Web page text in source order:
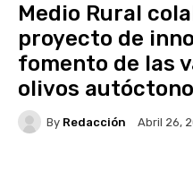
Medio Rural
proyecto de
fomento de las
olivos
By Redacción Abril 26,